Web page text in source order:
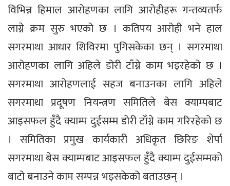
विभिन्न हिमाल आरोहणका लागि आरोहीहरू गन्तव्यतर्फ
लाग्ने क्रम सुरु भएको छ । कतिपय आरोही भने हाल
सगरमाथा आधार शिविरमा पुगिसकेका छन् । सगरमाथा
आरोहणका लागि अहिले डोरी टाँग्ने काम भइरहेको छ ।
सगरमाथा आरोहणलाई सहज बनाउनका लागि अहिले
सगरमाथा प्रदूषण नियन्त्रण समितिले बेस क्याम्पबाट
आइसफल हुँदै क्याम्प दुईसम्म डोरी टाँग्ने काम गरिरहेको छ
। समितिका प्रमुख कार्यकारी अधिकृत छिरिङ शेर्पा
सगरमाथा बेस क्याम्पबाट आइसफल हुँदै क्याम्प दुईसम्मको
बाटो बनाउने काम सम्पन्न भइसकेको बताउछन् ।